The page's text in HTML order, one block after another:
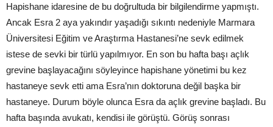
Hapishane idaresine de bu doğrultuda bir bilgilendirme yapmıştı.
Ancak Esra 2 aya yakındır yaşadığı sıkıntı nedeniyle Marmara
Üniversitesi Eğitim ve Araştırma Hastanesi’ne sevk edilmek
istese de sevki bir türlü yapılmıyor. En son bu hafta başı açlık
grevine başlayacağını söyleyince hapishane yönetimi bu kez
hastaneye sevk etti ama Esra’nın doktoruna değil başka bir
hastaneye. Durum böyle olunca Esra da açlık grevine başladı. Bu
hafta başında avukatı, kendisi ile görüştü. Görüş sonrası